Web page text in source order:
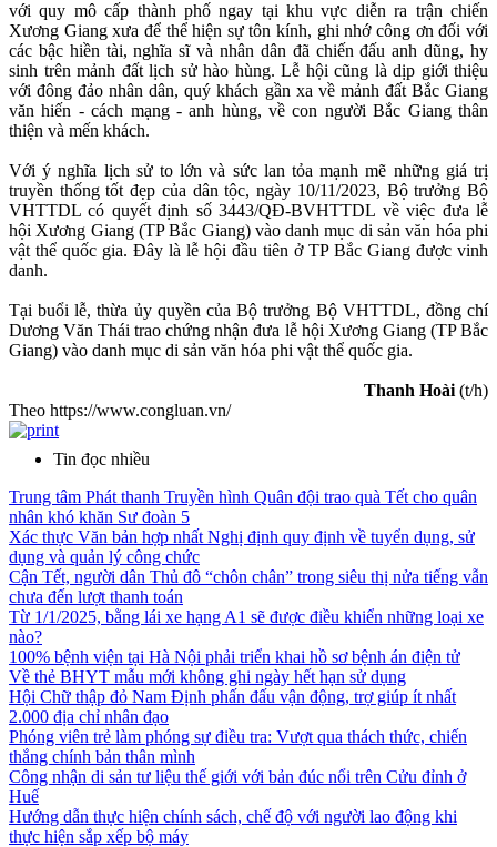
với quy mô cấp thành phố ngay tại khu vực diễn ra trận chiến
Xương Giang xưa để thể hiện sự tôn kính, ghi nhớ công ơn đối với
các bậc hiền tài, nghĩa sĩ và nhân dân đã chiến đấu anh dũng, hy
sinh trên mảnh đất lịch sử hào hùng. Lễ hội cũng là dịp giới thiệu
với đông đảo nhân dân, quý khách gần xa về mảnh đất Bắc Giang
văn hiến - cách mạng - anh hùng, về con người Bắc Giang thân
thiện và mến khách.
Với ý nghĩa lịch sử to lớn và sức lan tỏa mạnh mẽ những giá trị
truyền thống tốt đẹp của dân tộc, ngày 10/11/2023, Bộ trưởng Bộ
VHTTDL có quyết định số 3443/QĐ-BVHTTDL về việc đưa lễ
hội Xương Giang (TP Bắc Giang) vào danh mục di sản văn hóa phi
vật thể quốc gia. Đây là lễ hội đầu tiên ở TP Bắc Giang được vinh
danh.
Tại buổi lễ, thừa ủy quyền của Bộ trưởng Bộ VHTTDL, đồng chí
Dương Văn Thái trao chứng nhận đưa lễ hội Xương Giang (TP Bắc
Giang) vào danh mục di sản văn hóa phi vật thể quốc gia.
Thanh Hoài (t/h)
Theo https://www.congluan.vn/
Tin đọc nhiều
Trung tâm Phát thanh Truyền hình Quân đội trao quà Tết cho quân
nhân khó khăn Sư đoàn 5
Xác thực Văn bản hợp nhất Nghị định quy định về tuyển dụng, sử
dụng và quản lý công chức
Cận Tết, người dân Thủ đô “chôn chân” trong siêu thị nửa tiếng vẫn
chưa đến lượt thanh toán
Từ 1/1/2025, bằng lái xe hạng A1 sẽ được điều khiển những loại xe
nào?
100% bệnh viện tại Hà Nội phải triển khai hồ sơ bệnh án điện tử
Về thẻ BHYT mẫu mới không ghi ngày hết hạn sử dụng
Hội Chữ thập đỏ Nam Định phấn đấu vận động, trợ giúp ít nhất
2.000 địa chỉ nhân đạo
Phóng viên trẻ làm phóng sự điều tra: Vượt qua thách thức, chiến
thắng chính bản thân mình
Công nhận di sản tư liệu thế giới với bản đúc nổi trên Cửu đỉnh ở
Huế
Hướng dẫn thực hiện chính sách, chế độ với người lao động khi
thực hiện sắp xếp bộ máy